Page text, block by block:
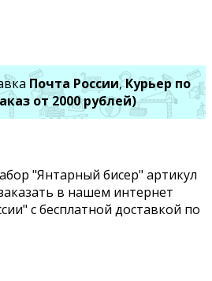
Почта России,Курьер по
от 2000 рублей)
"Янтарный бисер" артикул
в нашем интернет
с бесплатной доставкой по